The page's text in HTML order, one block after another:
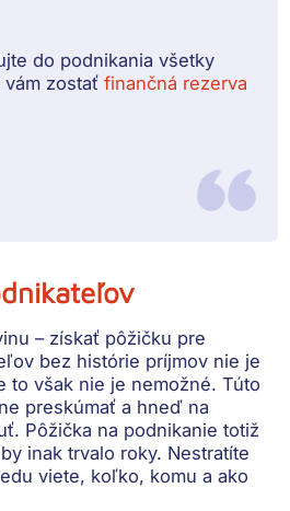
do podnikania všetky
vám zostaťfinančná rezerva
– získať pôžičku pre
bez histórie príjmov nie je
to však nie je nemožné. Túto
preskúmať a hneď na
Pôžička na podnikanie totiž
inak trvalo roky. Nestratíte
viete, koľko, komu a ako